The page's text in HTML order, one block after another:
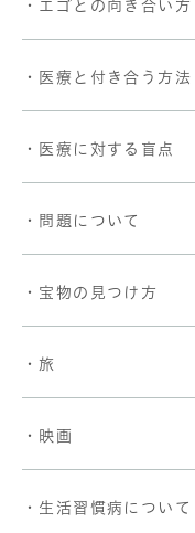
・エゴとの向き合い方
・医療と付き合う方法
・医療に対する盲点
・問題について
・宝物の見つけ方
・旅
・映画
・生活習慣病について